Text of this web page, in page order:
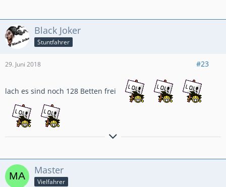
Black Joker
Stuntfahrer
29. Juni 2018 #23
lach es sind noch 128 Betten frei
Bremsen macht die Felge dreckig!!!!!!!!!!!
Anders gesagt: Bremsen ist die Umwandlung hochwertiger
Geschwindigkeit in sinnlose Wärme!
Master
Vielfahrer